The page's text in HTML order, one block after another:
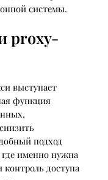
системы.
proxy-
выступает
функция
подход
где именно нужна
доступа